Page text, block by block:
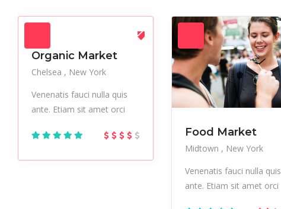
Outsourcing Paintings
Performer
Resort
Skincare
Sports
Studio
Stylish Test
Urban
Vacation
Organic Market
Chelsea
New York
Venenatis fauci nulla quis
ante. Etiam sit amet orci
Food Market
Midtown
New York
Venenatis fauci nulla quis
ante. Etiam sit amet orci